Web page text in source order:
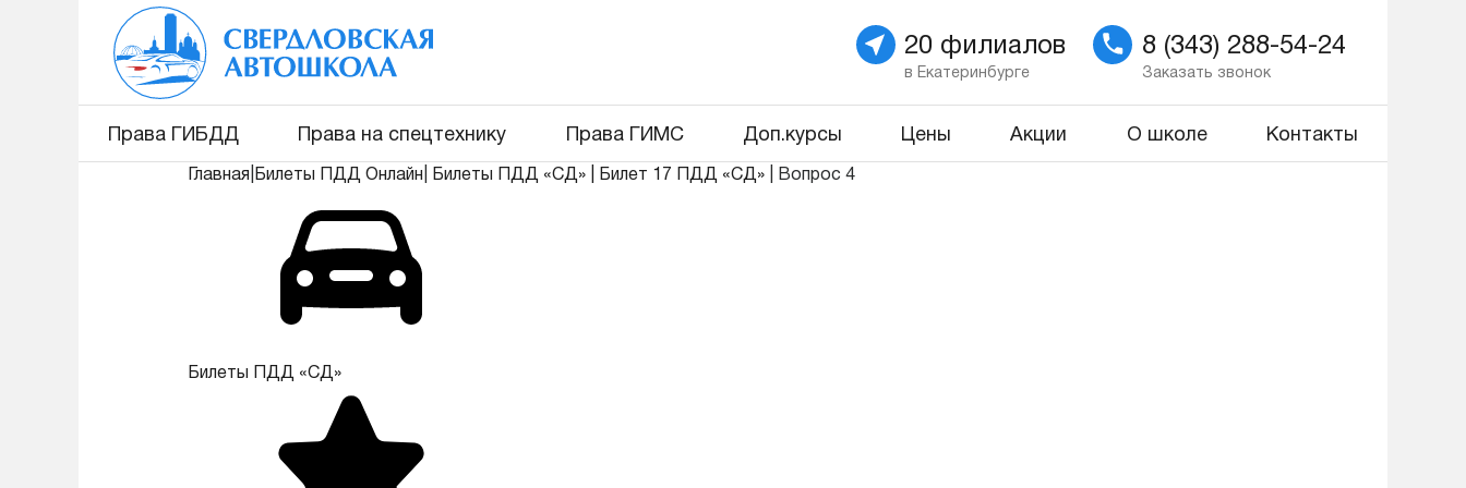
20 филиалов
в Екатеринбурге
8 (343) 288-54-24
Заказать звонок
Права ГИБДД Права на спецтехнику Права ГИМС Доп.курсы Цены Акции О школе Контакты
Главная Билеты ПДД Онлайн Билеты ПДД «СД» Билет 17 ПДД «СД» Вопрос 4
Билеты ПДД «СД»